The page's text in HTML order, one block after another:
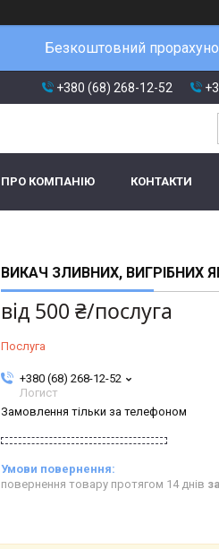
Безкоштовний
+380 (68) 268-12-52
ПРО КОМПАНІЮ КОНТАКТИ
ВИКАЧ ЗЛИВНИХ, ВИГРІБНИХ
від 500 ₴/послуга
Послуга
+380 (68) 268-12-52
Логист
Замовлення тільки за телефоном
повернення товару протягом 14 днів